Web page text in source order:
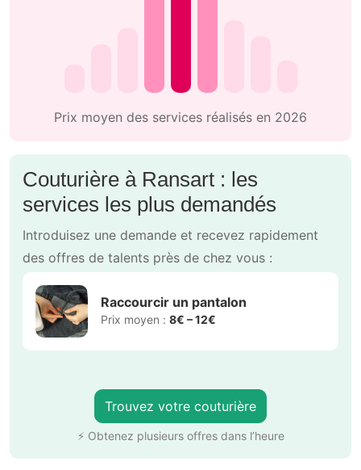
Prix moyen des services réalisés en 2026
Couturière à Ransart : les
services les plus demandés
Introduisez une demande et recevez rapidement
des offres de talents près de chez vous :
Raccourcir un pantalon
Prix moyen : 8€ – 12€
Trouvez votre couturière
⚡ Obtenez plusieurs offres dans l’heure